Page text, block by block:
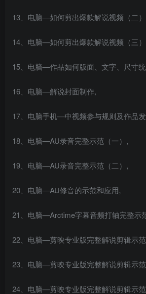
13、电脑—如何剪出爆款解说视频（二
14、电脑—如何剪出爆款解说视频（三
15、电脑—作品如何版面、文字、尺寸
16、电脑—解说封面制作,
17、电脑手机—中视频参与规则及作品
18、电脑—AU录音完整示范（一）,
19、电脑—AU录音完整示范（二）,
20、电脑—AU修音的示范和应用,
21、电脑—Arctime字幕音频打轴完整示
22、电脑—剪映专业版完整解说剪辑示
23、电脑—剪映专业版完整解说剪辑示
24、电脑—剪映专业版完整解说剪辑示